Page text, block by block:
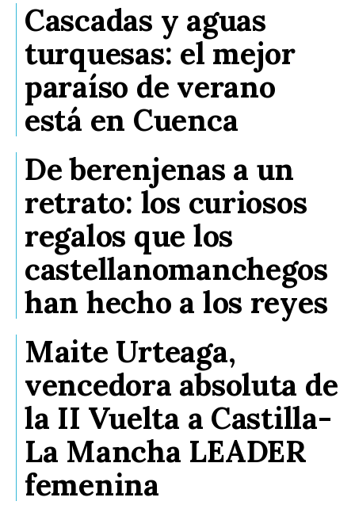
Cascadas y aguas
turquesas: el mejor
paraíso de verano
está en Cuenca
De berenjenas a un
retrato: los curiosos
regalos que los
castellanomanchegos
han hecho a los reyes
Maite Urteaga,
vencedora absoluta de
la II Vuelta a Castilla-
La Mancha LEADER
femenina